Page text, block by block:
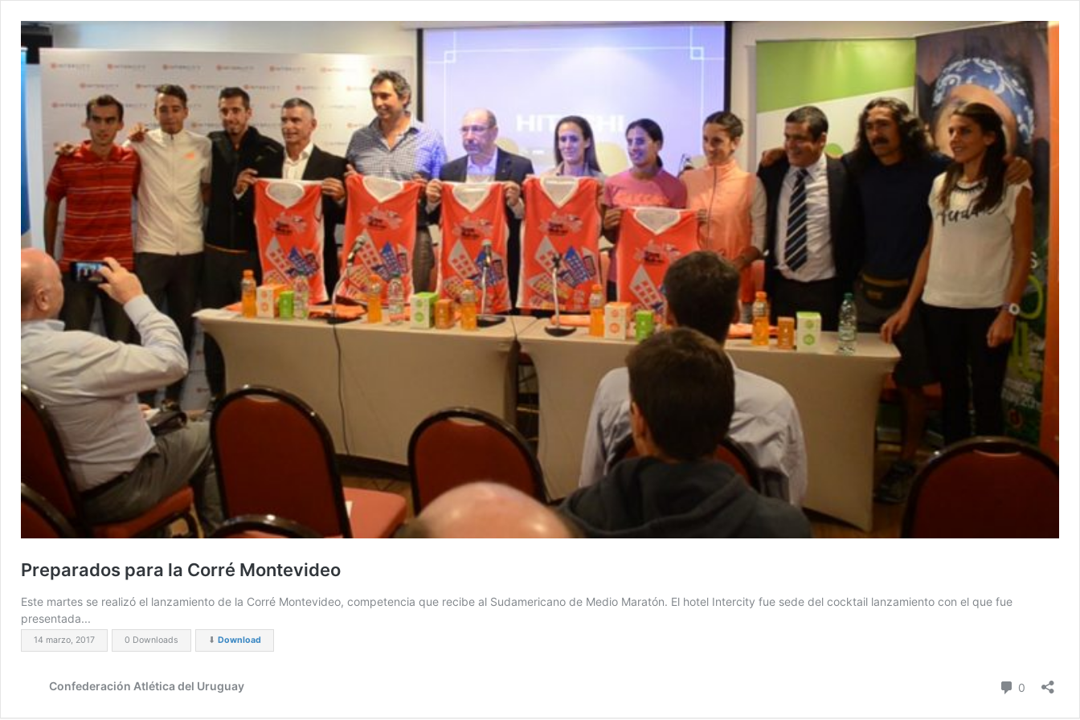
Preparados para la Corré Montevideo
Este martes se realizó el lanzamiento de la Corré Montevideo, competencia que recibe al Sudamericano de Medio Maratón. El hotel Intercity fue sede del cocktail lanzamiento con el que fue
presentada...
14 marzo, 2017 0 Downloads ⬇ Download
Confederación Atlética del Uruguay 0